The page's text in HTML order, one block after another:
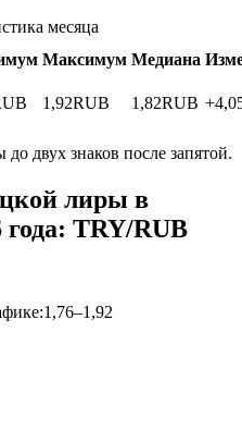
месяца
Максимум Медиана
1,92RUB 1,82RUB
двух знаков после запятой.
лиры в
года: TRY/RUB
:1,76–1,92